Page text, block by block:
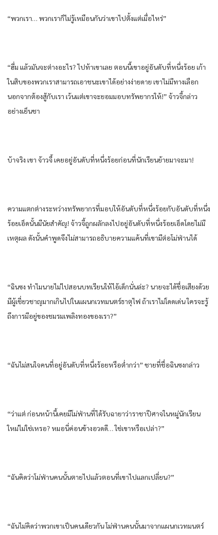
“พวกเรา… พวกเราก็ไม่รู้เหมือนกันว่าเขาไปตั้งแต่เมื่อไหร่”
“ฮึ่ม แล้วมันจะต่างอะไร? ไปท้าเขาเลย ตอนนี้เขาอยู่อันดับที่หนึ่งร้อย เก้า
ในสิบของพวกเราสามารถเอาชนะเขาได้อย่างง่ายดาย เขาไม่มีทางเลือก
นอกจากต้องสู้กับเรา เว้นแต่เขาจะยอมมอบทรัพยากรให้!” จ้าวจี้กล่าว
อย่างเย็นชา
บ้าจริง เขา จ้าวจี้ เคยอยู่อันดับที่หนึ่งร้อยก่อนที่นักเรียนย้ายมาจะมา!
ความแตกต่างระหว่างทรัพยากรที่มอบให้อันดับที่หนึ่งร้อยกับอันดับที่หนึ่ง
ร้อยเอ็ดนั้นมีนัยสำคัญ! จ้าวจี้ถูกผลักลงไปอยู่อันดับที่หนึ่งร้อยเอ็ดโดยไม่มี
เหตุผล ดังนั้นคำพูดจึงไม่สามารถอธิบายความแค้นที่เขามีต่อโม่ฟ่านได้
“ฉินซง ทำไมนายไม่ไปสอนบทเรียนให้ไอ้เด็กนั่นล่ะ? นายจะได้ชื่อเสียงด้วย
มีผู้เชี่ยวชาญมากเกินไปในแผนกเวทมนตร์ธาตุไฟ ถ้าเราไม่โดดเด่น ใครจะรู้
ถึงการมีอยู่ของชมรมเพลิงทองของเรา?”
“ฉันไม่สนใจคนที่อยู่อันดับที่หนึ่งร้อยหรือต่ำกว่า” ชายที่ชื่อฉินซงกล่าว
“ว่าแต่ ก่อนหน้านี้เคยมีโม่ฟ่านที่ได้รับฉายาว่าราชาปีศาจในหมู่นักเรียน
ใหม่ไม่ใช่เหรอ? หมอนี่ค่อนข้างอวดดี… ใช่เขาหรือเปล่า?”
“ฉันคิดว่าโม่ฟ่านคนนั้นตายไปแล้วตอนที่เขาไปแลกเปลี่ยน?”
“ฉันไม่คิดว่าพวกเขาเป็นคนเดียวกัน โม่ฟ่านคนนั้นมาจากแผนกเวทมนตร์